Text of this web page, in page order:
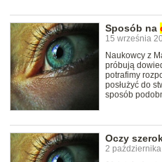
Sposób na
15 września
Naukowcy z
próbują
potrafimy
posłużyć do
sposób
Oczy
2